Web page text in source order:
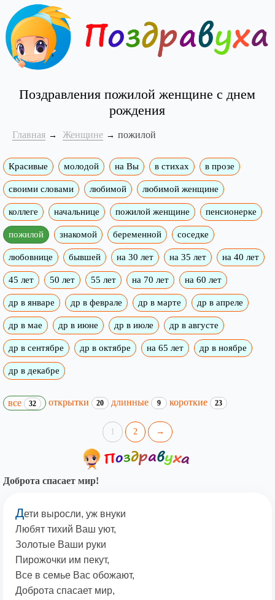
Поздравления пожилой женщине с днем
рождения
Главная Женщине пожилой
Красивые молодой на Вы в стихах в прозе
своими словами любимой любимой женщине
коллеге начальнице пожилой женщине пенсионерке
пожилой знакомой беременной соседке
любовнице бывшей на 30 лет на 35 лет на 40 лет
45 лет 50 лет 55 лет на 70 лет на 60 лет
др в январе др в феврале др в марте др в апреле
др в мае др в июне др в июле др в августе
др в сентябре др в октябре на 65 лет др в ноябре
др в декабре
все 32 открытки 20 длинные 9 короткие 23
1 2 →
Доброта спасает мир!
Дети выросли, уж внуки
Любят тихий Ваш уют,
Золотые Ваши руки
Пирожочки им пекут,
Все в семье Вас обожают,
Доброта спасает мир,